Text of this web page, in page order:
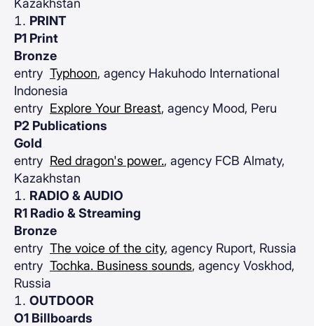
Kazakhstan
PRINT
P1 Print
Bronze
entry Typhoon, agency Hakuhodo International
Indonesia
entry Explore Your Breast, agency Mood, Peru
P2 Publications
Gold
entry Red dragon's power., agency FCB Almaty,
Kazakhstan
RADIO & AUDIO
R1 Radio & Streaming
Bronze
entry The voice of the city, agency Ruport, Russia
entry Tochka. Business sounds, agency Voskhod,
Russia
OUTDOOR
O1 Billboards